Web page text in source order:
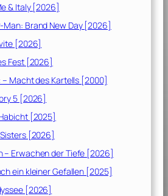
& Italy [2026]
Man: Brand New Day [2026]
[2026]
Fest [2026]
– Macht des Kartells [2000]
5 [2026]
[2025]
[2026]
– Erwachen der Tiefe [2026]
ein kleiner Gefallen [2025]
[2026]